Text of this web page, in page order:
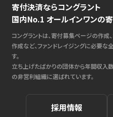
寄付決済ならコングラント
国内No.1 オールインワンの
コングラントは、寄付募集ページの作成
作成など、ファンドレイジングに必要
す。
立ち上げたばかりの団体から年間収入
の非営利組織に選ばれています。
採用情報